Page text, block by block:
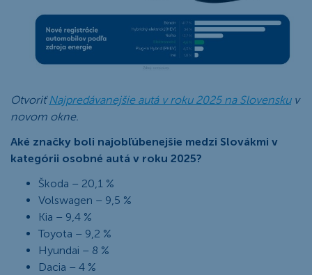
OtvoriťNajpredávanejšie autá v roku 2025 na Slovenskuv
novom okne.
Aké značky boli najobľúbenejšie medzi Slovákmi v
kategórii osobné autá v roku 2025?
Škoda – 20,1 %
Volswagen – 9,5 %
Kia – 9,4 %
Toyota – 9,2 %
Hyundai – 8 %
Dacia – 4 %